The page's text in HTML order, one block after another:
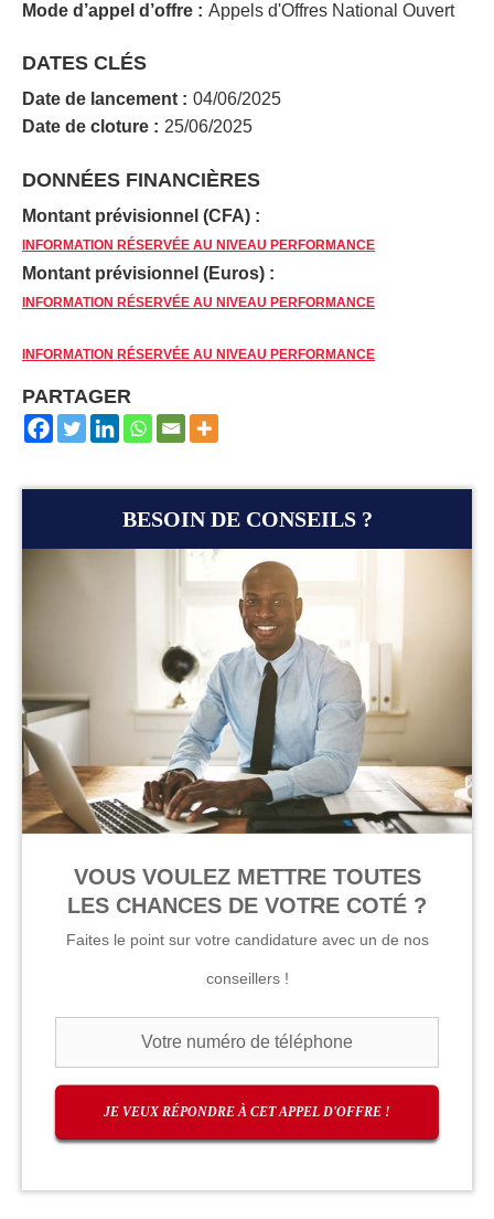
Mode d’appel d’offre : Appels d'Offres National Ouvert
DATES CLÉS
Date de lancement : 04/06/2025
Date de cloture : 25/06/2025
DONNÉES FINANCIÈRES
Montant prévisionnel (CFA) :
INFORMATION RÉSERVÉE AU NIVEAU PERFORMANCE
Montant prévisionnel (Euros) :
INFORMATION RÉSERVÉE AU NIVEAU PERFORMANCE
INFORMATION RÉSERVÉE AU NIVEAU PERFORMANCE
PARTAGER
BESOIN DE CONSEILS ?
VOUS VOULEZ METTRE TOUTES
LES CHANCES DE VOTRE COTÉ ?
Faites le point sur votre candidature avec un de nos
conseillers !